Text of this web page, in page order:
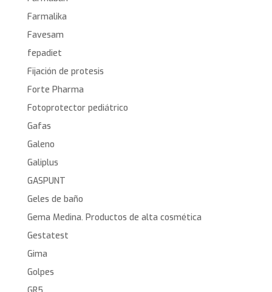
Farmalika
Favesam
fepadiet
Fijación de protesis
Forte Pharma
Fotoprotector pediátrico
Gafas
Galeno
Galiplus
GASPUNT
Geles de baño
Gema Medina. Productos de alta cosmética
Gestatest
Gima
Golpes